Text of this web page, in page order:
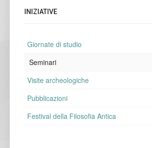
INIZIATIVE
Giornate di studio
Seminari
Visite archeologiche
Pubblicazioni
Festival della Filosofia Antica